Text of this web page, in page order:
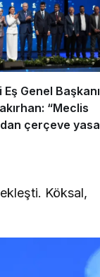
Eş Genel Başkanı
“Meclis
çerçeve yasa
Köksal,